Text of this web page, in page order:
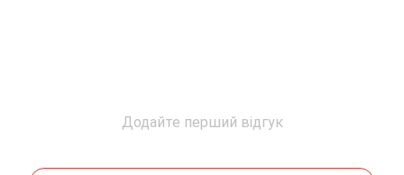
Додайте перший відгук